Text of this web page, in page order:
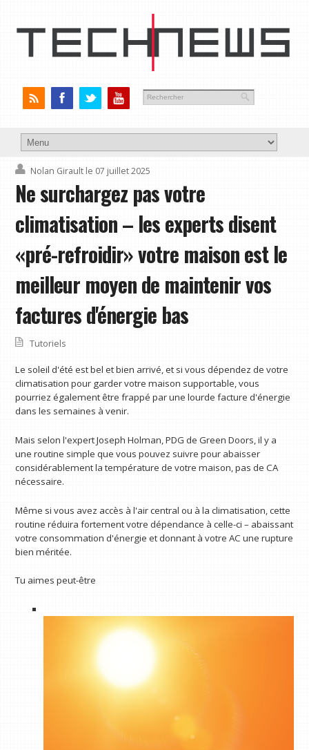
Nolan Girault le 07 juillet 2025
Ne surchargez pas votre
climatisation – les experts disent
«pré-refroidir» votre maison est le
meilleur moyen de maintenir vos
factures d'énergie bas
Tutoriels
Le soleil d'été est bel et bien arrivé, et si vous dépendez de votre
climatisation pour garder votre maison supportable, vous
pourriez également être frappé par une lourde facture d'énergie
dans les semaines à venir.
Mais selon l'expert Joseph Holman, PDG de Green Doors, il y a
une routine simple que vous pouvez suivre pour abaisser
considérablement la température de votre maison, pas de CA
nécessaire.
Même si vous avez accès à l'air central ou à la climatisation, cette
routine réduira fortement votre dépendance à celle-ci – abaissant
votre consommation d'énergie et donnant à votre AC une rupture
bien méritée.
Tu aimes peut-être